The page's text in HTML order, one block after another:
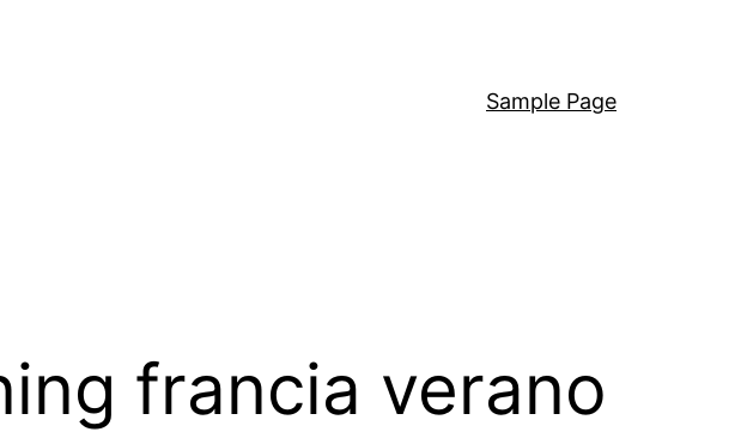
Sample Page
francia verano